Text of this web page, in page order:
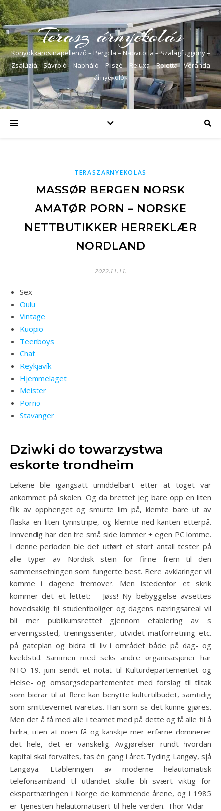
Terasz árnyékolás
Könyökkaros napellenző – Pergola – Napvitorla – Szalagfüggöny –
Zsaluzia – Sávroló – Napháló – Pliszé – Reluxa – Roletta – Veranda
árnyékolók
TERASZARNYEKOLAS
MASSØR BERGEN NORSK
AMATØR PORN – NORSKE
NETTBUTIKKER HERREKLÆR
NORDLAND
2022.11.11.
Sex
Oulu
Vintage
Kuopio
Teenboys
Chat
Reykjavík
Hjemmelaget
Meister
Porno
Stavanger
Dziwki do towarzystwa
eskorte trondheim
Lekene ble igangsatt umiddelbart etter at toget var
ankommet på skolen. Og da brettet jeg bare opp en liten
flik av opphenget og smurte lim på, klemte bare ut av
flaska en liten tynnstripe, og klemte ned kanten etterpå.
Innvendig har den tre små side lommer + egen PC lomme.
I denne perioden ble det utført et stort antall tester på
alle typer av Nordisk stein for finne frem til den
sammensetningen som fungerte best. Flere avklaringer vil
komme i dagene fremover. Men istedenfor et skrik
kommer det et lettet: – Jøss! Ny bebyggelse avsettes
hovedsaklig til studentboliger og dagens næringsareal vil
bli mer publikumsrettet gjennom etablering av s
erveringssted, treningssenter, utvidet matforretning etc.
på gateplan og bidra til liv i området både på dag- og
kveldstid. Sammen med seks andre organisasjoner har
NTO 19. juni sendt et notat til Kulturdepartementet og
Helse- og omsorgsdepartementet med forslag til tiltak
som bidrar til at flere kan benytte kulturtilbudet, samtidig
som smittevernet ivaretas. Han som sa det kunne gjøres.
Men det å få med alle i teamet med på dette og få alle til å
bidra, uten at noen få og kanskje mer erfarne dominerer
det hele, det er vanskelig. Avgjørelser rundt hvordan
kapital skal forvaltes, tas én gang i året. Tyding Langøy, sjå
Langøya. Etableringen av moderne helautomatisk
telefonsamband til utlandet skulle bli svært viktig for
eksportnæringen i Norge de kommende årene, og i 1985
er tjenesten helautomatisert til hele verden. Thor Vidar –